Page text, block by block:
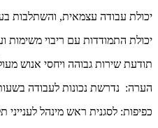
יכולת עבודה עצמאית, והשתלבות
יכולת התמודדות עם ריבוי משימות
תודעת שירות גבוהה ויחסי אנוש
הערה: נדרשת נכונות לעבודה
כפיפות: לסגנית ראש מינהל לענייני